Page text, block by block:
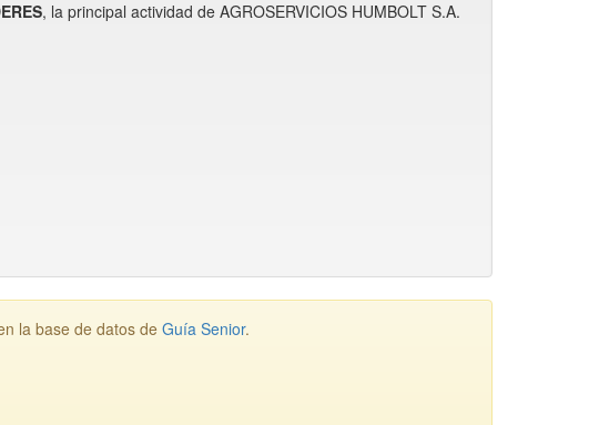
, la principal actividad de AGROSERVICIOS HUMBOLT S.A.
la base de datos de Guía Senior.